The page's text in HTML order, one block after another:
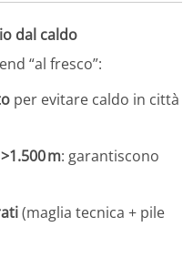
dal caldo
“al fresco”:
per evitare caldo in città
m: garantiscono
(maglia tecnica + pile